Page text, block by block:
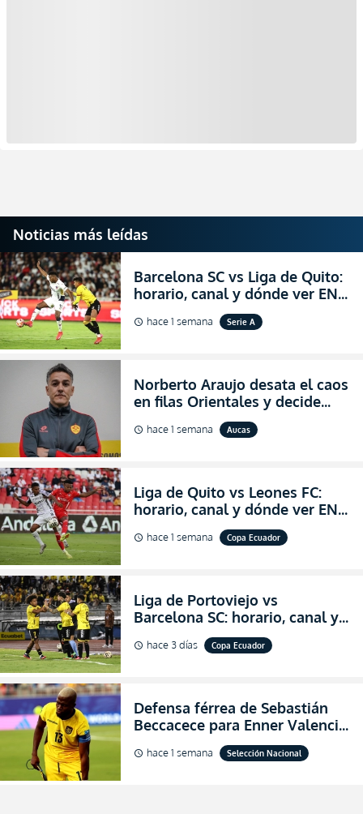
Noticias más leídas
Barcelona SC vs Liga de Quito:
horario, canal y dónde ver EN
VIVO la Fecha 22 de la LigaPro
2026
schedule hace 1 semana Serie A
Norberto Araujo desata el caos
en filas Orientales y decide
abandonar la dirección técnica
de Aucas
schedule hace 1 semana Aucas
Liga de Quito vs Leones FC:
horario, canal y dónde ver EN
VIVO los octavos de final de la
Copa Ecuador 2026
schedule hace 1 semana Copa Ecuador
Liga de Portoviejo vs
Barcelona SC: horario, canal y
dónde ver EN VIVO los octavos
de final de la Copa Ecuador
schedule hace 3 días Copa Ecuador
Defensa férrea de Sebastián
Beccacece para Enner Valencia
al indicar que era el hombre
indicado para Ecuador
schedule hace 1 semana Selección Nacional